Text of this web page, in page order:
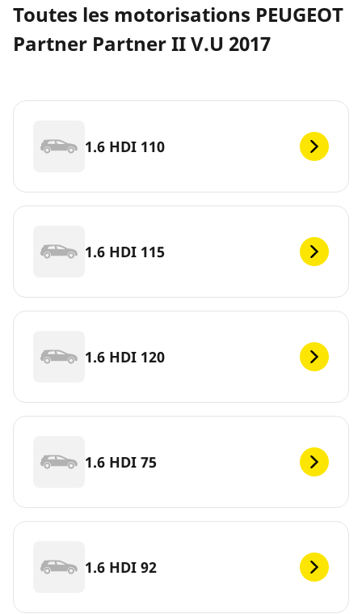
Toutes les motorisations PEUGEOT
Partner Partner II V.U 2017
1.6 HDI 110
1.6 HDI 115
1.6 HDI 120
1.6 HDI 75
1.6 HDI 92